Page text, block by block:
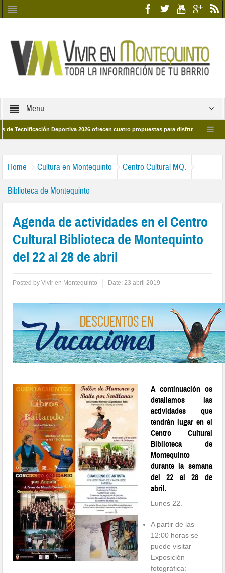
Menu
Deportiva 2026 ofrecen cuatro propuestas para disfrutar del deporte este
Home Cultura en Montequinto Centro Cultural MQ.
Biblioteca de Montequinto
Agenda de actividades en el Centro
Cultural Biblioteca de Montequinto
del 22 al 28 de abril
Posted byVivir en Montequinto Date:23 abril 2019
A continuación os
detallamos las
actividades que
tendrán lugar en el
Centro Cultural
Biblioteca de
Montequinto
durante la semana
del 22 al 28 de
abril.
Lunes 22.
A partir de las
12:00 horas se
puede visitar
Exposición
fotográfica: